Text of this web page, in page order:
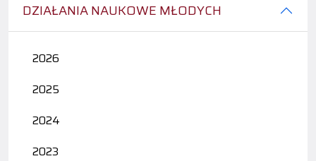
DZIAŁANIA NAUKOWE MŁODYCH
2026
2025
2024
2023